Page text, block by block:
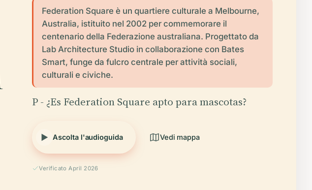
Federation Square è un quartiere culturale a Melbourne,
Australia, istituito nel 2002 per commemorare il
centenario della Federazione australiana. Progettato da
Lab Architecture Studio in collaborazione con Bates
Smart, funge da fulcro centrale per attività sociali,
culturali e civiche.
P - ¿Es Federation Square apto para mascotas?
Ascolta l'audioguida Vedi mappa
Verificato April 2026